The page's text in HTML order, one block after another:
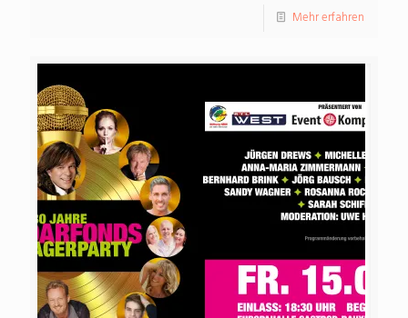
Mehr erfahren